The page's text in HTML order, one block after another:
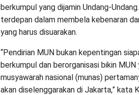
berkumpul yang dijamin Undang-
terdepan dalam membela kebenaran
yang harus disuarakan.
“Pendirian MUN bukan kepentingan
berkumpul dan berorganisasi bikin MUN
musyawarah nasional (munas)
akan diselenggarakan di Jakarta,” kata